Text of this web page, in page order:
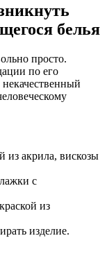
белья
просто.
по его
из акрила, вискозы
с
из
изделие.